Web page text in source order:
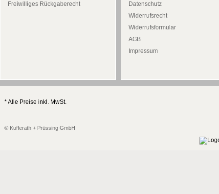
Freiwilliges Rückgaberecht
Datenschutz
Widerrufsrecht
Widerrufsformular
AGB
Impressum
* Alle Preise inkl. MwSt.
© Kufferath + Prüssing GmbH